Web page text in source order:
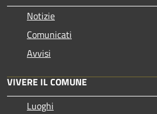
Notizie
Comunicati
Avvisi
VIVERE IL COMUNE
Luoghi